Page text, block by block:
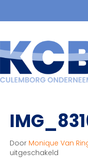
Door Monique Van
uitgeschakeld